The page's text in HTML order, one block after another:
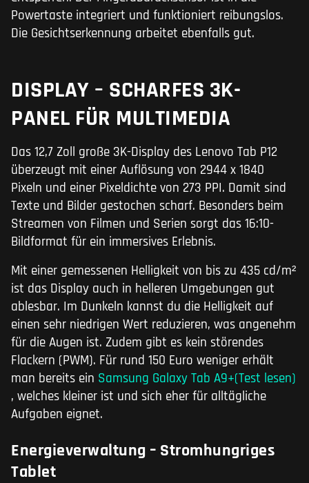
Powertaste integriert und funktioniert reibungslos.
Die Gesichtserkennung arbeitet ebenfalls gut.
DISPLAY – SCHARFES 3K-
PANEL FÜR MULTIMEDIA
Das 12,7 Zoll große 3K-Display des Lenovo Tab P12
überzeugt mit einer Auflösung von 2944 x 1840
Pixeln und einer Pixeldichte von 273 PPI. Damit sind
Texte und Bilder gestochen scharf. Besonders beim
Streamen von Filmen und Serien sorgt das 16:10-
Bildformat für ein immersives Erlebnis.
Mit einer gemessenen Helligkeit von bis zu 435 cd/m²
ist das Display auch in helleren Umgebungen gut
ablesbar. Im Dunkeln kannst du die Helligkeit auf
einen sehr niedrigen Wert reduzieren, was angenehm
für die Augen ist. Zudem gibt es kein störendes
Flackern (PWM). Für rund 150 Euro weniger erhält
man bereits ein Samsung Galaxy Tab A9+(Test lesen)
, welches kleiner ist und sich eher für alltägliche
Aufgaben eignet.
Energieverwaltung – Stromhungriges
Tablet